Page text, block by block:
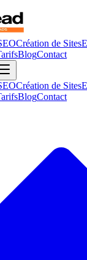
Création de Sites
BlogContact
Création de Sites
BlogContact